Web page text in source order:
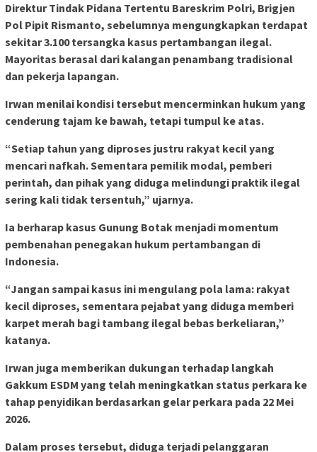
Direktur Tindak Pidana Tertentu Bareskrim Polri, Brigjen
Pol Pipit Rismanto, sebelumnya mengungkapkan terdapat
sekitar 3.100 tersangka kasus pertambangan ilegal.
Mayoritas berasal dari kalangan penambang tradisional
dan pekerja lapangan.
Irwan menilai kondisi tersebut mencerminkan hukum yang
cenderung tajam ke bawah, tetapi tumpul ke atas.
“Setiap tahun yang diproses justru rakyat kecil yang
mencari nafkah. Sementara pemilik modal, pemberi
perintah, dan pihak yang diduga melindungi praktik ilegal
sering kali tidak tersentuh,” ujarnya.
Ia berharap kasus Gunung Botak menjadi momentum
pembenahan penegakan hukum pertambangan di
Indonesia.
“Jangan sampai kasus ini mengulang pola lama: rakyat
kecil diproses, sementara pejabat yang diduga memberi
karpet merah bagi tambang ilegal bebas berkeliaran,”
katanya.
Irwan juga memberikan dukungan terhadap langkah
Gakkum ESDM yang telah meningkatkan status perkara ke
tahap penyidikan berdasarkan gelar perkara pada 22 Mei
2026.
Dalam proses tersebut, diduga terjadi pelanggaran